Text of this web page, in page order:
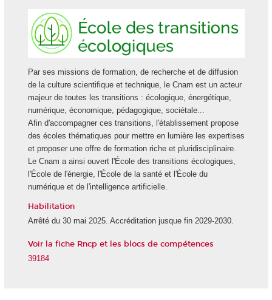
Par ses missions de formation, de recherche et de diffusion
de la culture scientifique et technique, le Cnam est un acteur
majeur de toutes les transitions : écologique, énergétique,
numérique, économique, pédagogique, sociétale...
Afin d'accompagner ces transitions, l'établissement propose
des écoles thématiques pour mettre en lumière les expertises
et proposer une offre de formation riche et pluridisciplinaire.
Le Cnam a ainsi ouvert l'École des transitions écologiques,
l'École de l'énergie, l'École de la santé et l'École du
numérique et de l'intelligence artificielle.
Habilitation
Arrêté du 30 mai 2025. Accréditation jusque fin 2029-2030.
Voir la fiche Rncp et les blocs de compétences
39184